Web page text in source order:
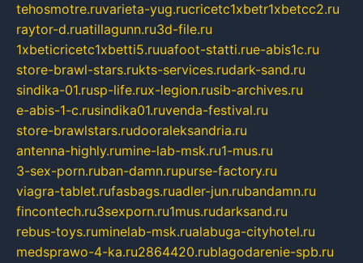
tehosmotre.ruvarieta-yug.rucricetc1xbetr1xbetcc2.ru
raytor-d.ruatillagunn.ru3d-file.ru
1xbeticricetc1xbetti5.ruuafoot-statti.rue-abis1c.ru
store-brawl-stars.rukts-services.rudark-sand.ru
sindika-01.rusp-life.rux-legion.rusib-archives.ru
e-abis-1-c.rusindika01.ruvenda-festival.ru
store-brawlstars.rudooraleksandria.ru
antenna-highly.rumine-lab-msk.ru1-mus.ru
3-sex-porn.ruban-damn.rupurse-factory.ru
viagra-tablet.rufasbags.ruadler-jun.rubandamn.ru
fincontech.ru3sexporn.ru1mus.rudarksand.ru
rebus-toys.ruminelab-msk.rualabuga-cityhotel.ru
medsprawo-4-ka.ru2864420.rublagodarenie-spb.ru